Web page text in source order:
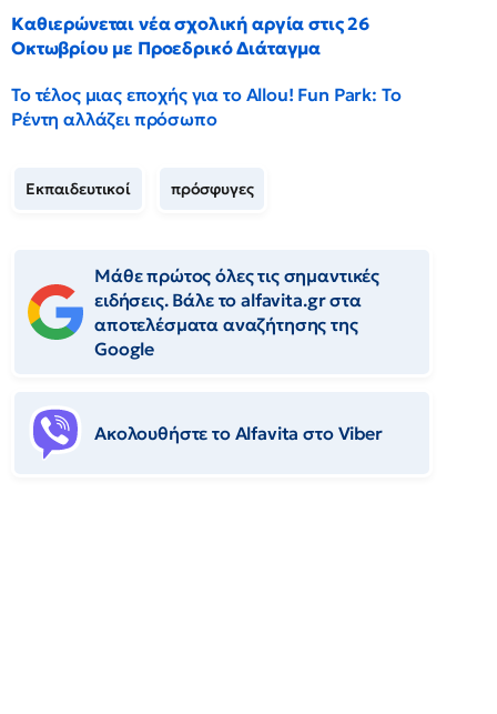
Καθιερώνεται νέα σχολική αργία στις 26
Οκτωβρίου με Προεδρικό Διάταγμα
Το τέλος μιας εποχής για το Allou! Fun Park: Το
Ρέντη αλλάζει πρόσωπο
Εκπαιδευτικοί πρόσφυγες
Μάθε πρώτος όλες τις σημαντικές
ειδήσεις. Βάλε το alfavita.gr στα
αποτελέσματα αναζήτησης της
Google
Ακολουθήστε το Αlfavita στο Viber